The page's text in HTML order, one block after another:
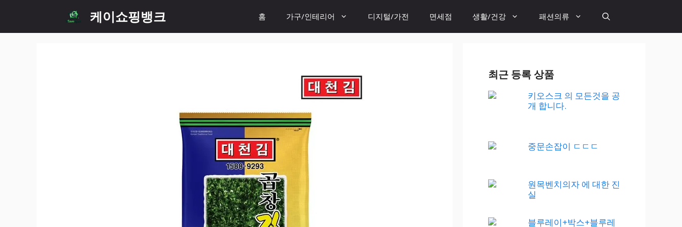
content
케이쇼핑뱅크 홈 가구/인테리어 디지털/가전 면세점 생활/건강 패션의류
최근 등록 상품
키오스크 의 모든것을 공
개 합니다.
중문손잡이 ㄷㄷㄷ
원목벤치의자 에 대한 진
실
블루레이+박스+블루레